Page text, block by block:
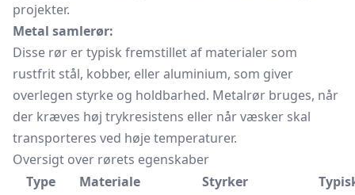
projekter.
Metal samlerør:
Disse rør er typisk fremstillet af materialer som
rustfrit stål, kobber, eller aluminium, som giver
overlegen styrke og holdbarhed. Metalrør bruges, når
der kræves høj trykresistens eller når væsker skal
transporteres ved høje temperaturer.
Oversigt over rørets egenskaber
Type
Materiale Styrker